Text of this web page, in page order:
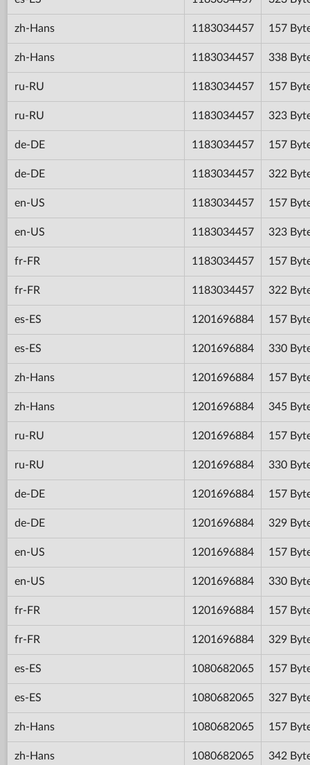
zh-Hans 1183034457 157
zh-Hans 1183034457 338
ru-RU 1183034457 157
ru-RU 1183034457 323
de-DE 1183034457 157
de-DE 1183034457 322
en-US 1183034457 157
en-US 1183034457 323
fr-FR 1183034457 157
fr-FR 1183034457 322
es-ES 1201696884 157
es-ES 1201696884 330
zh-Hans 1201696884 157
zh-Hans 1201696884 345
ru-RU 1201696884 157
ru-RU 1201696884 330
de-DE 1201696884 157
de-DE 1201696884 329
en-US 1201696884 157
en-US 1201696884 330
fr-FR 1201696884 157
fr-FR 1201696884 329
es-ES 1080682065 157
es-ES 1080682065 327
zh-Hans 1080682065 157
zh-Hans 1080682065 342